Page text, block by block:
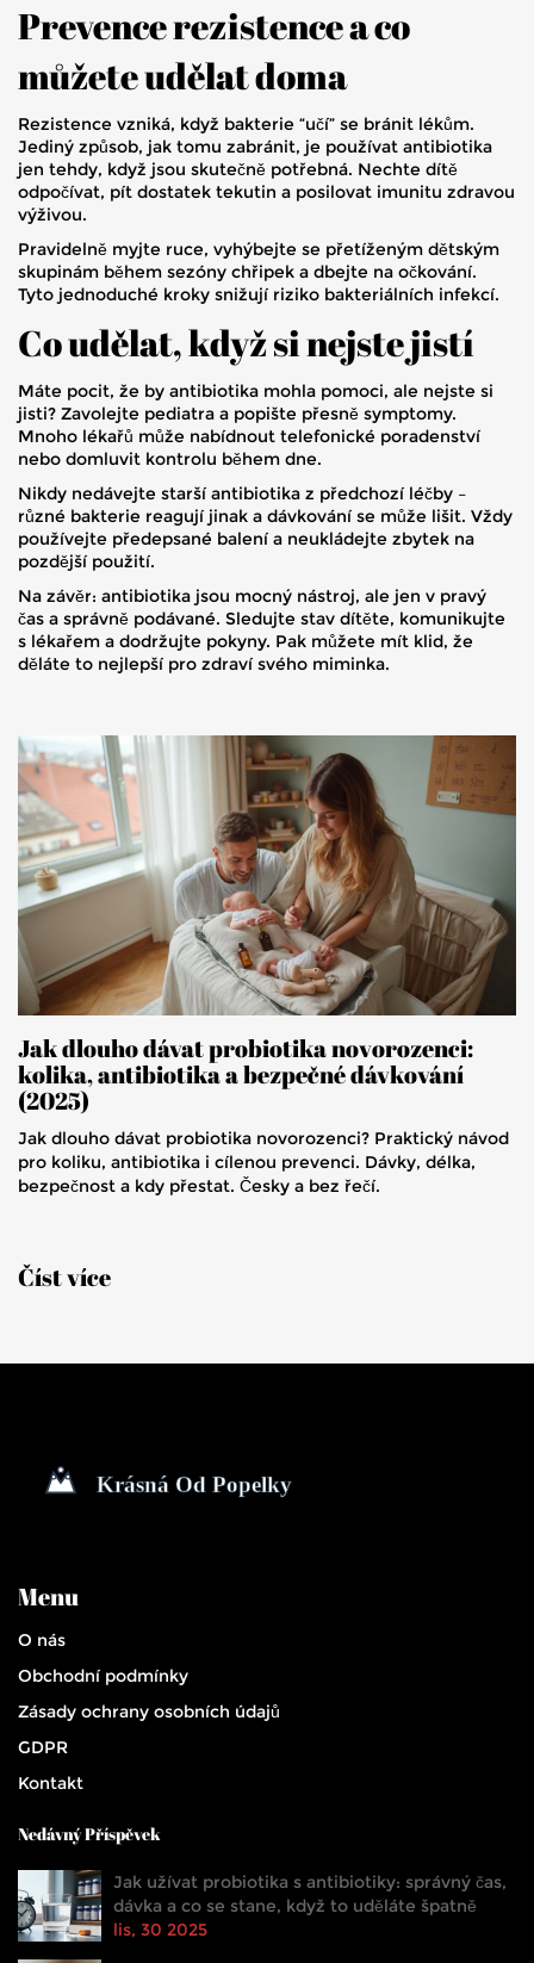
Prevence rezistence a co
můžete udělat doma
Rezistence vzniká, když bakterie “učí” se bránit lékům.
Jediný způsob, jak tomu zabránit, je používat antibiotika
jen tehdy, když jsou skutečně potřebná. Nechte dítě
odpočívat, pít dostatek tekutin a posilovat imunitu zdravou
výživou.
Pravidelně myjte ruce, vyhýbejte se přetíženým dětským
skupinám během sezóny chřipek a dbejte na očkování.
Tyto jednoduché kroky snižují riziko bakteriálních infekcí.
Co udělat, když si nejste jistí
Máte pocit, že by antibiotika mohla pomoci, ale nejste si
jisti? Zavolejte pediatra a popište přesně symptomy.
Mnoho lékařů může nabídnout telefonické poradenství
nebo domluvit kontrolu během dne.
Nikdy nedávejte starší antibiotika z předchozí léčby –
různé bakterie reagují jinak a dávkování se může lišit. Vždy
používejte předepsané balení a neukládejte zbytek na
pozdější použití.
Na závěr: antibiotika jsou mocný nástroj, ale jen v pravý
čas a správně podávané. Sledujte stav dítěte, komunikujte
s lékařem a dodržujte pokyny. Pak můžete mít klid, že
děláte to nejlepší pro zdraví svého miminka.
Jak dlouho dávat probiotika novorozenci:
kolika, antibiotika a bezpečné dávkování
(2025)
Jak dlouho dávat probiotika novorozenci? Praktický návod
pro koliku, antibiotika i cílenou prevenci. Dávky, délka,
bezpečnost a kdy přestat. Česky a bez řečí.
Číst více
Menu
O nás
Obchodní podmínky
Zásady ochrany osobních údajů
GDPR
Kontakt
Nedávný Příspěvek
Jak užívat probiotika s antibiotiky: správný čas,
dávka a co se stane, když to uděláte špatně
lis, 30 2025